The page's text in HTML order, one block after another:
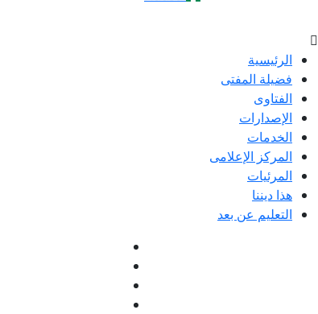
الرئيسية
فضيلة المفتى
الفتاوى
الإصدارات
الخدمات
المركز الإعلامى
المرئيات
هذا ديننا
التعليم عن بعد